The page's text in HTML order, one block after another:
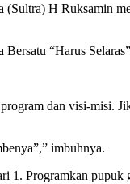
(Sultra) H Ruksamin
“Harus
dan visi-
imbuhnya.
1. Programkan pupuk